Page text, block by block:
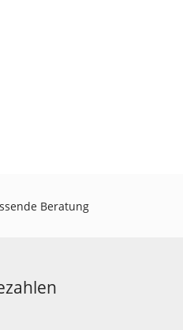
Beratung